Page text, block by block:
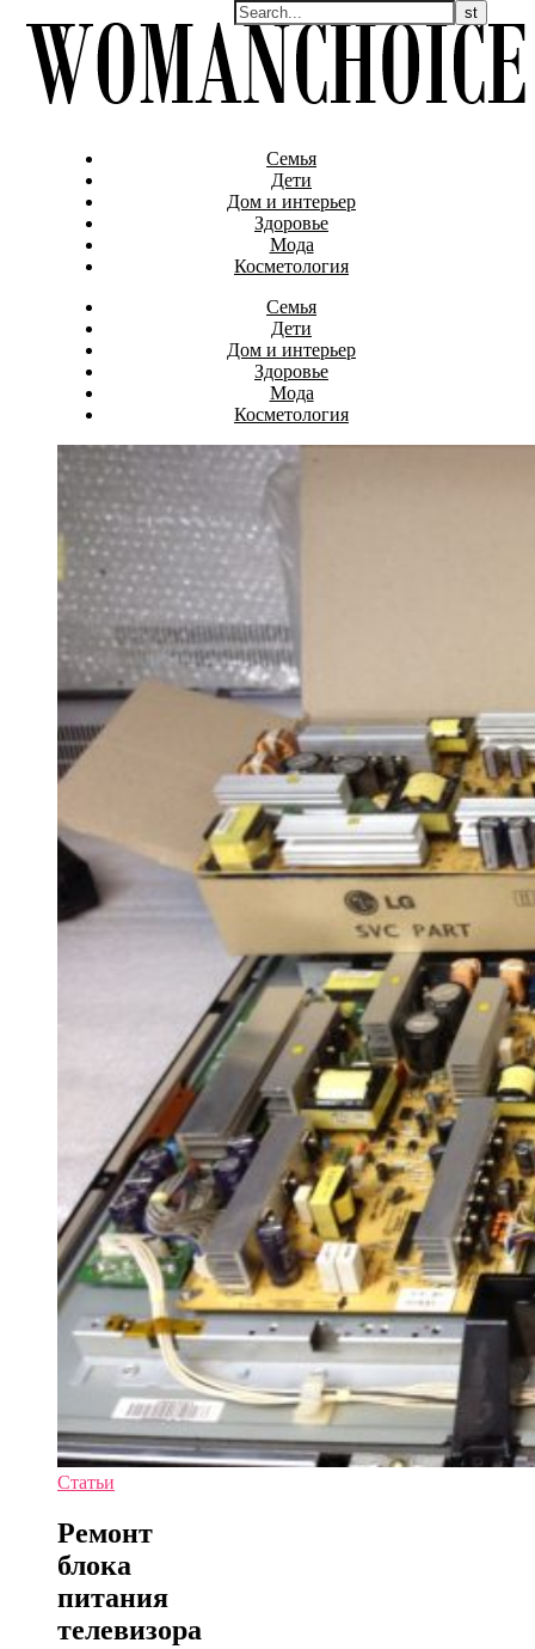
Семья
Дети
Дом и интерьер
Здоровье
Мода
Косметология
Семья
Дети
Дом и интерьер
Здоровье
Мода
Косметология
Статьи
Ремонт
блока
питания
телевизора